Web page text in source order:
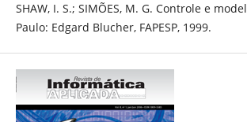
SHAW, I. S.; SIMÕES, M. G. Controle e
Paulo: Edgard Blucher, FAPESP, 1999.